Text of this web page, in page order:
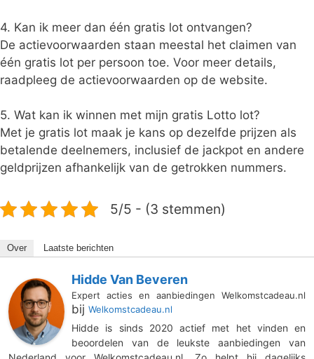
4. Kan ik meer dan één gratis lot ontvangen?
De actievoorwaarden staan meestal het claimen van
één gratis lot per persoon toe. Voor meer details,
raadpleeg de actievoorwaarden op de website.
5. Wat kan ik winnen met mijn gratis Lotto lot?
Met je gratis lot maak je kans op dezelfde prijzen als
betalende deelnemers, inclusief de jackpot en andere
geldprijzen afhankelijk van de getrokken nummers.
5/5 - (3 stemmen)
Over Laatste berichten
Hidde Van Beveren
Expert acties en aanbiedingen Welkomstcadeau.nl
bij Welkomstcadeau.nl
Hidde is sinds 2020 actief met het vinden en
beoordelen van de leukste aanbiedingen van